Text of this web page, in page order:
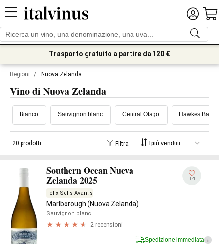
Trasporto gratuito a partire da 120 €
Regioni / Nuova Zelanda
Vino di Nuova Zelanda
Bianco Sauvignon blanc Central Otago Hawkes Bay
20 prodotti Filtra
Southern Ocean Nueva
Zelanda 2025
Félix Solís Avantis
Marlborough (Nuova Zelanda)
Sauvignon blanc
2 recensioni
14
Spedizione immediata i